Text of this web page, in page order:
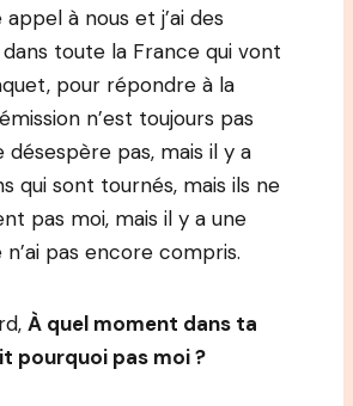
à nous et j’ai des
toute la France qui vont
pour répondre à la
n’est toujours pas
désespère pas, mais il y a
qui sont tournés, mais ils ne
pas moi, mais il y a une
n’ai pas encore compris.
À quel moment dans ta
pourquoi pas moi ?